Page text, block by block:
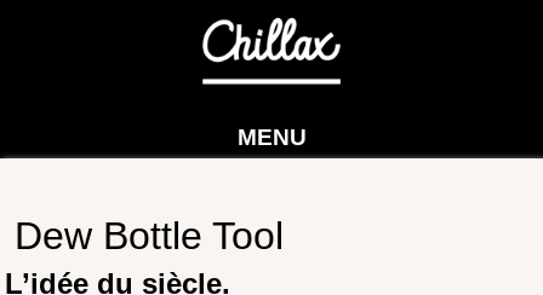
MENU
Dew Bottle Tool
L’idée du siècle.